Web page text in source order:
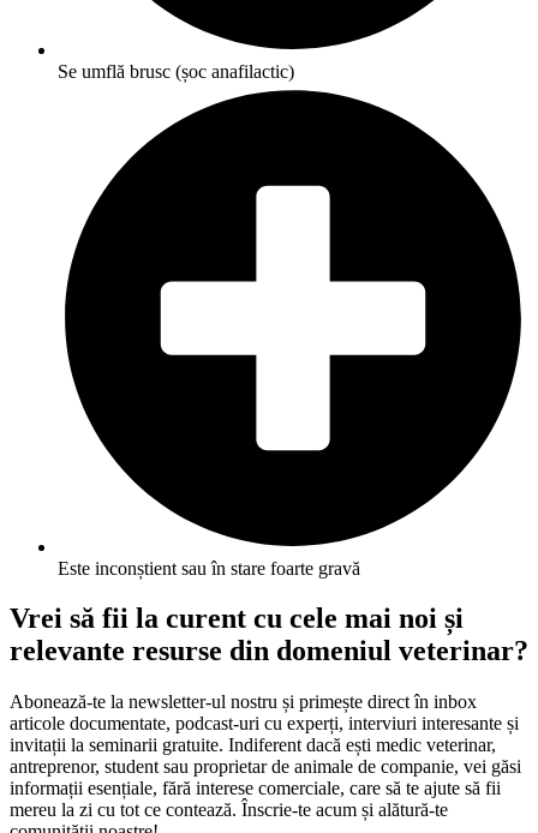
Se umflă brusc (șoc anafilactic)
Este inconștient sau în stare foarte gravă
Vrei să fii la curent cu cele mai noi și
relevante resurse din domeniul veterinar?
Abonează-te la newsletter-ul nostru și primește direct în inbox
articole documentate, podcast-uri cu experți, interviuri interesante și
invitații la seminarii gratuite. Indiferent dacă ești medic veterinar,
antreprenor, student sau proprietar de animale de companie, vei găsi
informații esențiale, fără interese comerciale, care să te ajute să fii
mereu la zi cu tot ce contează. Înscrie-te acum și alătură-te